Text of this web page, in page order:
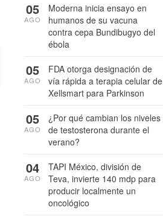
Moderna inicia ensayo en
humanos de su vacuna
contra cepa Bundibugyo del
ébola
05
AGO
FDA otorga designación de
vía rápida a terapia celular de
Xellsmart para Parkinson
05
AGO
¿Por qué cambian los niveles
de testosterona durante el
verano?
05
AGO
TAPI México, división de
Teva, invierte 140 mdp para
producir localmente un
oncológico
04
AGO